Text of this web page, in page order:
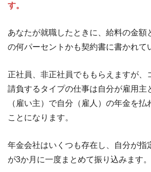
す。
あなたが就職したときに、給料の金額
の何パーセントかも契約書に書かれて
正社員、非正社員でももらえますが、
請負するタイプの仕事は自分が雇用主
（雇い主）で自分（雇人）の年金を
ことになります。
年金会社はいくつも存在し、自分が指
が3か月に一度まとめて振り込みます。